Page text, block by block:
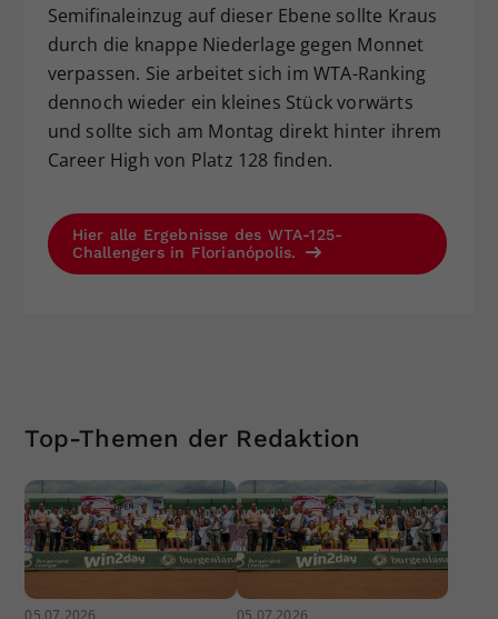
Semifinaleinzug auf dieser Ebene sollte Kraus
durch die knappe Niederlage gegen Monnet
verpassen. Sie arbeitet sich im WTA-Ranking
dennoch wieder ein kleines Stück vorwärts
und sollte sich am Montag direkt hinter ihrem
Career High von Platz 128 finden.
Hier alle Ergebnisse des WTA-125-
Challengers in Florianópolis.
Top-Themen der Redaktion